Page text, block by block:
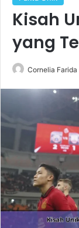
Kisah
yang
Cornelia Farida